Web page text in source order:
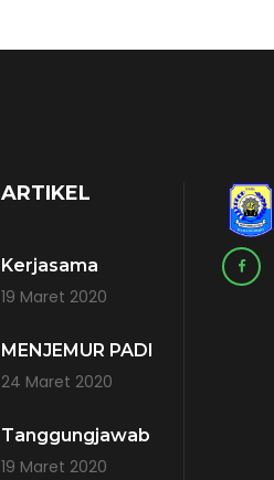
ARTIKEL
Kerjasama
19 Maret 2020
MENJEMUR PADI
24 Maret 2020
Tanggungjawab
19 Maret 2020